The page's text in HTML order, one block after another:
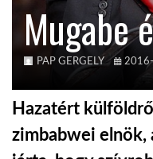
A VILÁG ITTHON
Mugabe
PAP GERGELY
Hazatért
zimbabwei elnök,